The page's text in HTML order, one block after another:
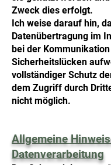
Zweck dies erfolgt.
Ich weise darauf hin,
Datenübertragung im
bei der
Sicherheitslücken
vollständiger Schutz
dem Zugriff durch
nicht möglich.
Allgemeine
Datenverarbeitung